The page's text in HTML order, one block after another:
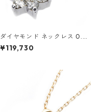
ダイヤモンド ネックレス 0.3c
t K18 ホワイトゴールド 0.3カ
ラット 花 フラワーモチーフ ペ
¥119,730